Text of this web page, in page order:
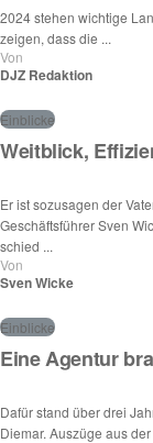
2024 stehen wichtige
zeigen, dass die ...
Von
DJZ Redaktion
Einblicke
Weitblick,
Er ist sozusagen der
Geschäftsführer Sven
schied ...
Von
Sven Wicke
Einblicke
Eine Agentur
Dafür stand über drei
Diemar. Auszüge aus